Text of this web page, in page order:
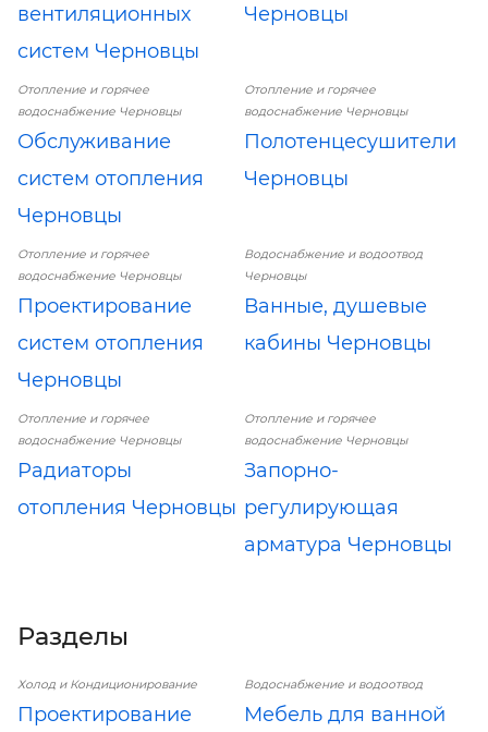
вентиляционных
систем Черновцы
Черновцы
Отопление и горячее
водоснабжение Черновцы
Обслуживание
систем отопления
Черновцы
Отопление и горячее
водоснабжение Черновцы
Полотенцесушители
Черновцы
Отопление и горячее
водоснабжение Черновцы
Проектирование
систем отопления
Черновцы
Водоснабжение и водоотвод
Черновцы
Ванные, душевые
кабины Черновцы
Отопление и горячее
водоснабжение Черновцы
Радиаторы
отопления Черновцы
Отопление и горячее
водоснабжение Черновцы
Запорно-
регулирующая
арматура Черновцы
Разделы
Холод и Кондиционирование
Проектирование
Водоснабжение и водоотвод
Мебель для ванной